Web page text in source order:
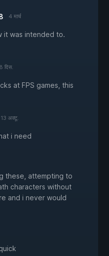
4 मार्च
it was intended to.
दिस.
at FPS games, this
13 अक्टू.
i need
these, attempting to
characters without
and i never would